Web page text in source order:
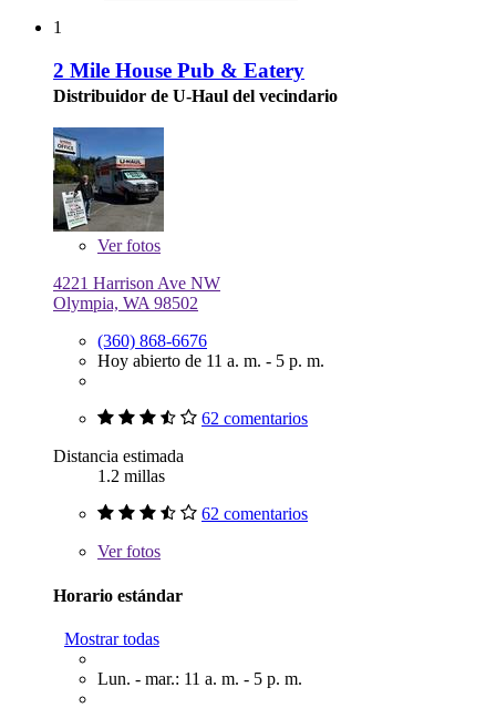
1
2 Mile House Pub & Eatery
Distribuidor de U-Haul del vecindario
Verfotos
4221 Harrison Ave NW
Olympia, WA 98502
(360) 868-6676
Hoy abierto de 11 a. m. - 5 p. m.
62 comentarios
Distancia estimada
1.2 millas
62 comentarios
Verfotos
Horario estándar
Mostrar todas
Lun. - mar.: 11 a. m. - 5 p. m.